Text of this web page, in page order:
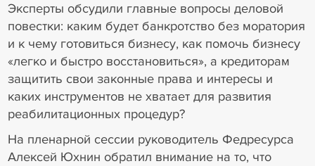
Эксперты обсудили главные вопросы деловой
повестки: каким будет банкротство без моратория
и к чему готовиться бизнесу, как помочь бизнесу
«легко и быстро восстановиться», а кредиторам
защитить свои законные права и интересы и
каких инструментов не хватает для развития
реабилитационных процедур?
На пленарной сессии руководитель Федресурса
Алексей Юхнин обратил внимание на то, что